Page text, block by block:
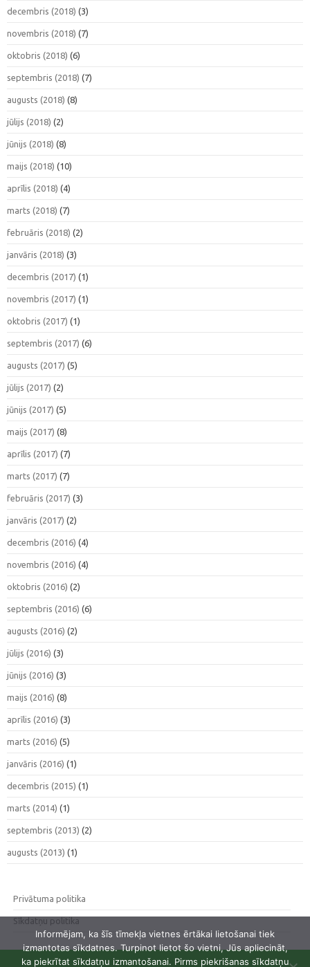
decembris (2018) (3)
novembris (2018) (7)
oktobris (2018) (6)
septembris (2018) (7)
augusts (2018) (8)
jūlijs (2018) (2)
jūnijs (2018) (8)
maijs (2018) (10)
aprīlis (2018) (4)
marts (2018) (7)
februāris (2018) (2)
janvāris (2018) (3)
decembris (2017) (1)
novembris (2017) (1)
oktobris (2017) (1)
septembris (2017) (6)
augusts (2017) (5)
jūlijs (2017) (2)
jūnijs (2017) (5)
maijs (2017) (8)
aprīlis (2017) (7)
marts (2017) (7)
februāris (2017) (3)
janvāris (2017) (2)
decembris (2016) (4)
novembris (2016) (4)
oktobris (2016) (2)
septembris (2016) (6)
augusts (2016) (2)
jūlijs (2016) (3)
jūnijs (2016) (3)
maijs (2016) (8)
aprīlis (2016) (3)
marts (2016) (5)
janvāris (2016) (1)
decembris (2015) (1)
marts (2014) (1)
septembris (2013) (2)
augusts (2013) (1)
Privātuma politika
Sīkdatņu politika
Informējam, ka šīs tīmekļa vietnes ērtākai lietošanai tiek
izmantotas sīkdatnes. Turpinot lietot šo vietni, Jūs apliecināt,
ka piekrītat sīkdatņu izmantošanai. Pirms piekrišanas sīkdatņu